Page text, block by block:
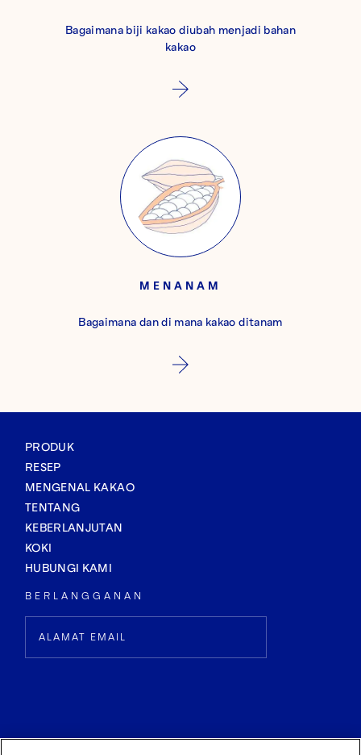
Bagaimana biji kakao diubah menjadi bahan
kakao
MENANAM
Bagaimana dan di mana kakao ditanam
PRODUK
RESEP
MENGENAL KAKAO
TENTANG
KEBERLANJUTAN
KOKI
HUBUNGI KAMI
BERLANGGANAN